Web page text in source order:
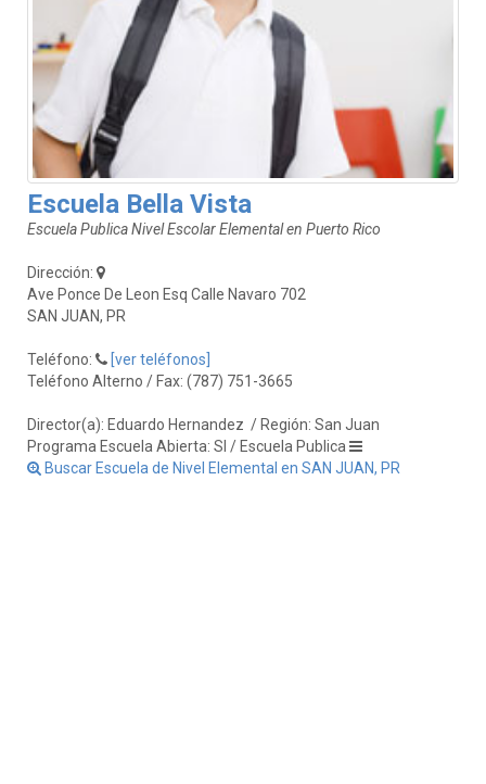
Escuela Bella Vista
Escuela Publica Nivel Escolar Elemental en Puerto Rico
Dirección:
Ave Ponce De Leon Esq Calle Navaro 702
SAN JUAN, PR
Teléfono:
[ver teléfonos]
Teléfono Alterno / Fax: (787) 751-3665
Director(a): Eduardo Hernandez / Región: San Juan
Programa Escuela Abierta: SI / Escuela Publica
Buscar Escuela de Nivel Elemental en SAN JUAN, PR